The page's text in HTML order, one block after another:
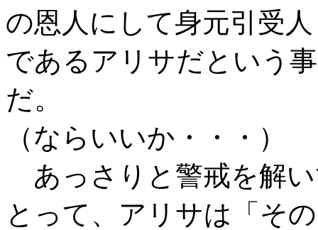
の恩人にして身元引受人
であるアリサだという
だ。
（ならいいか・・・）
あっさりと警戒を解
とって、アリサは「その